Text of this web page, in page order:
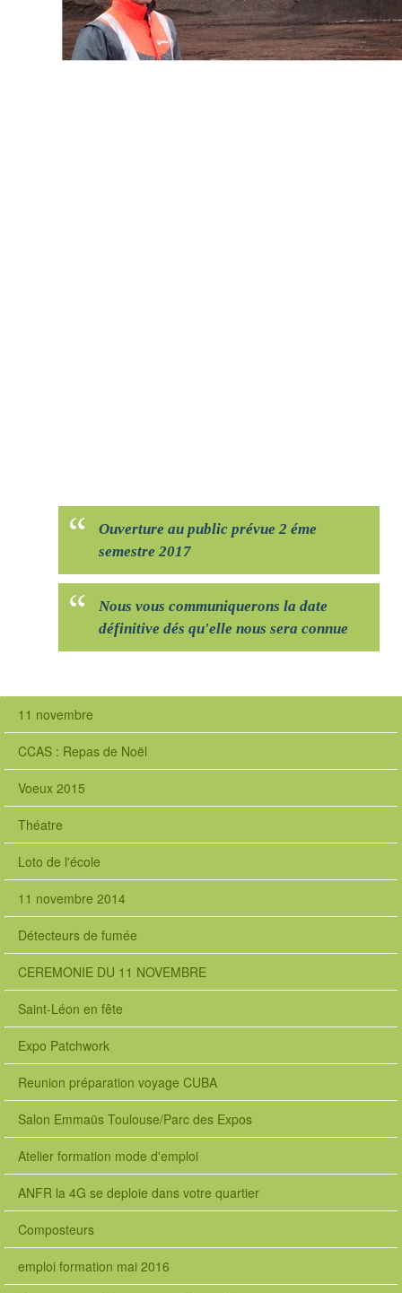
Ouverture au public prévue 2 éme
semestre 2017
Nous vous communiquerons la date
définitive dés qu'elle nous sera connue
11 novembre
CCAS : Repas de Noël
Voeux 2015
Théatre
Loto de l'école
11 novembre 2014
Détecteurs de fumée
CEREMONIE DU 11 NOVEMBRE
Saint-Léon en fête
Expo Patchwork
Reunion préparation voyage CUBA
Salon Emmaüs Toulouse/Parc des Expos
Atelier formation mode d'emploi
ANFR la 4G se deploie dans votre quartier
Composteurs
emploi formation mai 2016